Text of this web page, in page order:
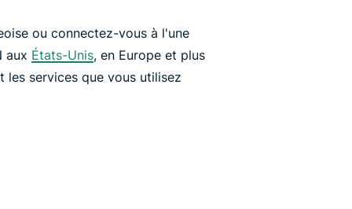
ou connectez-vous à l'une
aux États-Unis, en Europe et plus
les services que vous utilisez